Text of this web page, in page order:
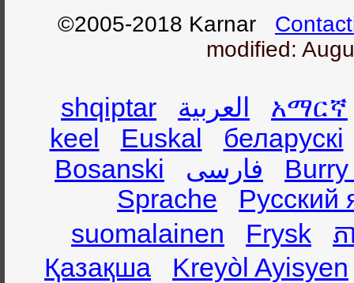
©2005-2018 Karnar
modified:
shqiptar العربية
አማርኛ
keel
Euskal
беларускі
Bosanski
فارسی
Sprache
Русский
suomalainen
Frysk
ភ
Қазақша
Kreyòl Ayisyen